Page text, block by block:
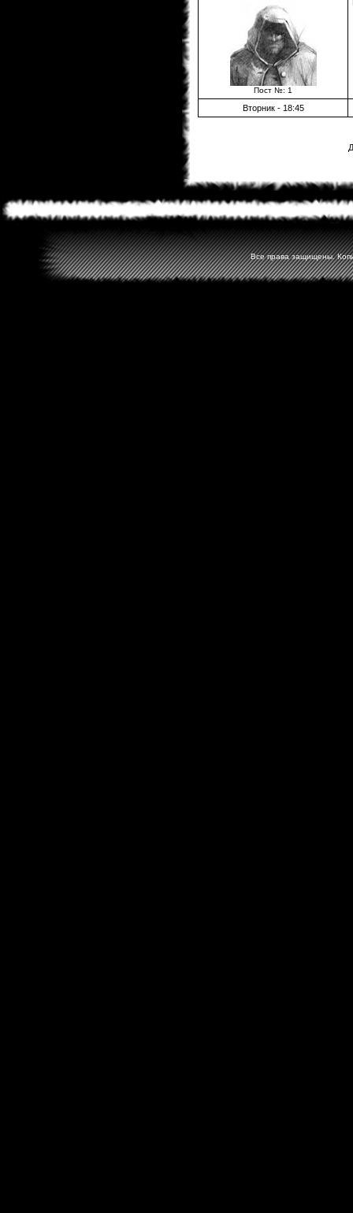
Пост №: 1
Вторник - 18:45
Все права защищены.